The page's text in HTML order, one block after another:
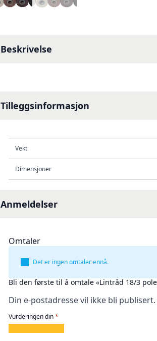
Beskrivelse
Tilleggsinformasjon
Vekt
Dimensjoner
Anmeldelser
Omtaler
Det er ingen omtaler ennå.
Bli den første til å omtale «Lintråd 18/3
Din e-postadresse vil ikke bli publisert.
Vurderingen din*